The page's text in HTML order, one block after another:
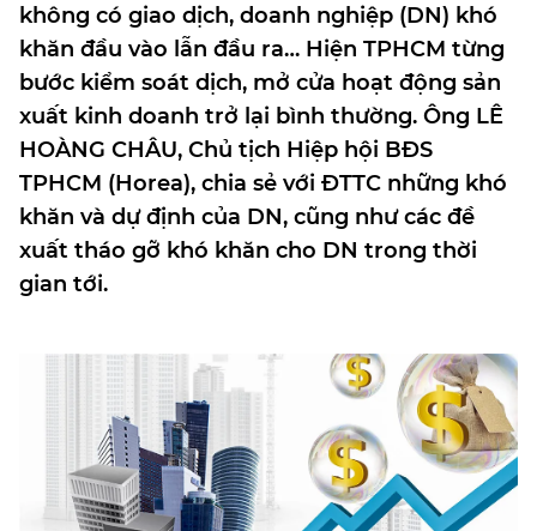
không có giao dịch, doanh nghiệp (DN) khó
khăn đầu vào lẫn đầu ra… Hiện TPHCM từng
bước kiểm soát dịch, mở cửa hoạt động sản
xuất kinh doanh trở lại bình thường. Ông LÊ
HOÀNG CHÂU, Chủ tịch Hiệp hội BĐS
TPHCM (Horea), chia sẻ với ĐTTC những khó
khăn và dự định của DN, cũng như các đề
xuất tháo gỡ khó khăn cho DN trong thời
gian tới.